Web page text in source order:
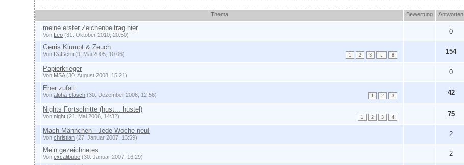
Thema Bewertung Antworten
meine erster Zeichenbeitrag hier
Von Leo (31. Oktober 2010, 20:50) 0
Gerris Klumpt & Zeuch
1 2 3 … 8
Von DaGerri (9. Mai 2005, 10:06) 154
Papierkrieger
Von MSA(30. August 2008, 15:21) 0
Eher zufall
1 2 3
Vonalpha-clasch (30. Dezember 2006, 12:56) 42
Nights Fortschritte (hust... hüstel)
1 2 3 4
Vonnight (21. Mai 2006, 14:32) 75
Mach Männchen - Jede Woche neu!
Vonchristian (27. Januar 2007, 13:59) 2
Mein gezeichnetes
Vonexcalibube (30. Januar 2007, 16:29) 2